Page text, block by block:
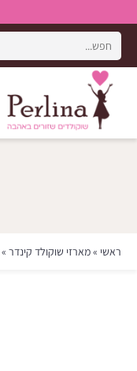
Search
for:
Search Button
ראשי »מארזי שוקולד קינדר »